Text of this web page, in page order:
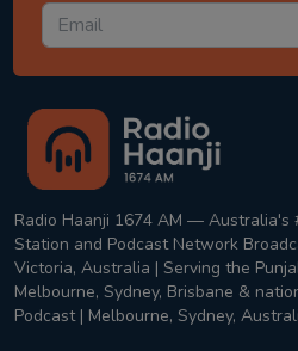
Radio Haanji 1674 AM — Australia's
Station and Podcast Network
Victoria, Australia | Serving the
Melbourne, Sydney, Brisbane &
Podcast | Melbourne, Sydney,